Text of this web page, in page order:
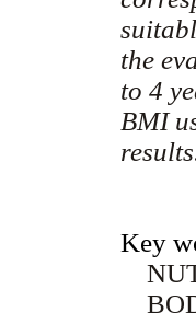
the
to 4
BMI
Key